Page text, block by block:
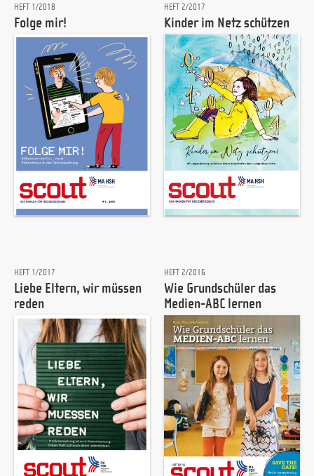
HEFT 1/2018
Folge mir!
HEFT 2/2017
Kinder im Netz schützen
HEFT 1/2017
Liebe Eltern, wir müssen
reden
HEFT 2/2016
Wie Grundschüler das
Medien-ABC lernen